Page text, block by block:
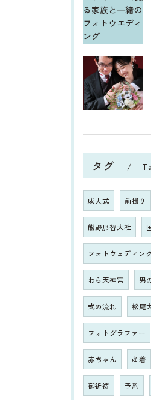
タグ
成人式 前撮り
熊野那智大社
フォトウェディン
わら天神宮 男
式の流れ 松尾
フォトグラファー
赤ちゃん 産着
御祈祷 予約